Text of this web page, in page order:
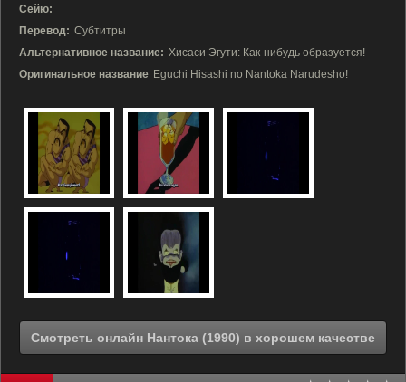
Сейю:
Перевод: Субтитры
Альтернативное название: Хисаси Эгути: Как-нибудь образуется!
Оригинальное название Eguchi Hisashi no Nantoka Narudesho!
Смотреть онлайн Нантока (1990) в хорошем качестве